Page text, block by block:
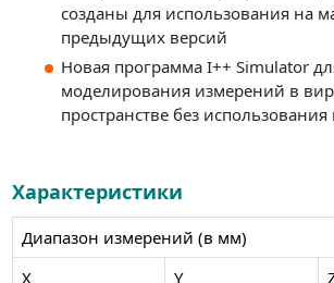
созданы для использования на
предыдущих версий
Новая программа I++ Simulator
моделирования измерений в
пространстве без
Характеристики
Диапазон измерений (в мм)
X
Y